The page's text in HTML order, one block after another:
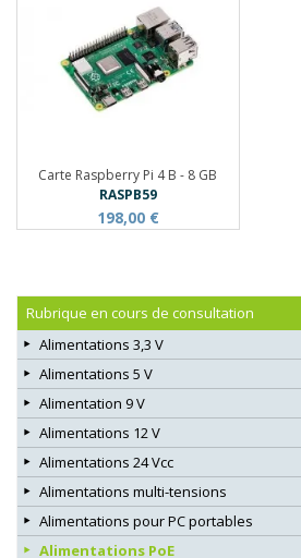
Carte Raspberry Pi 4 B - 8 GB
RASPB59
198,00 €
Rubrique en cours de consultation
Alimentations 3,3 V
Alimentations 5 V
Alimentation 9 V
Alimentations 12 V
Alimentations 24 Vcc
Alimentations multi-tensions
Alimentations pour PC portables
Alimentations PoE